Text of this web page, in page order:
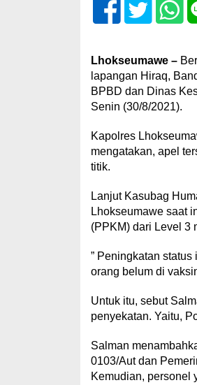
Lhokseumawe –
lapangan Hiraq,
BPBD dan Dinas
Senin (30/8/2021).
Kapolres
mengatakan, apel
titik.
Lanjut Kasubag
Lhokseumawe saat
(PPKM) dari Level 3
” Peningkatan
orang belum di
Untuk itu, sebut
penyekatan. Yaitu,
Salman
0103/Aut dan
Kemudian, personel